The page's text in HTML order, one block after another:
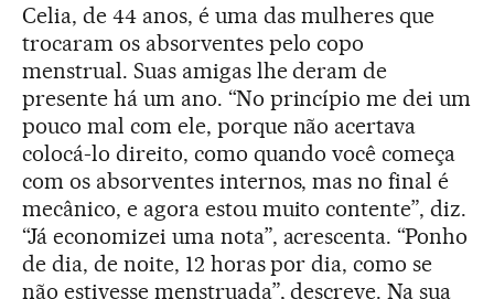
Celia, de 44 anos, é uma das mulheres que
trocaram os absorventes pelo copo
menstrual. Suas amigas lhe deram de
presente há um ano. “No princípio me dei um
pouco mal com ele, porque não acertava
colocá-lo direito, como quando você começa
com os absorventes internos, mas no final é
mecânico, e agora estou muito contente”, diz.
“Já economizei uma nota”, acrescenta. “Ponho
de dia, de noite, 12 horas por dia, como se
não estivesse menstruada”, descreve. Na sua